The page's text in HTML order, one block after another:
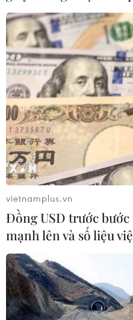
06/08/2026 11:43
Chiến dịch 500
Điện Biên hoàn thành
nhận mẫu ADN thân
06/08/2026 11:01
Cảnh báo mưa cường độ
100mm tại Bắc Bộ,
Nghệ An
06/08/2026 10:23
Bãi bỏ một số văn bản
pháp luật không còn
06/08/2026 09:59
Thanh Hóa dự kiến bắn
vietnamplus.vn
Đồng USD trước
mạnh lên và số liệu